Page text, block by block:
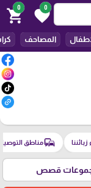
0
favorite
0
shopping_cart
المصاحف
زبائننا commuteمناطق
قصص